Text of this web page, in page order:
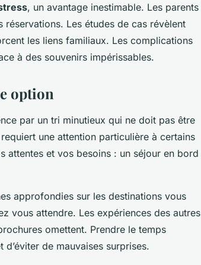
, un avantage inestimable. Les parents
réservations. Les études de cas révèlent
les liens familiaux. Les complications
à des souvenirs impérissables.
option
par un tri minutieux qui ne doit pas être
requiert une attention particulière à certains
attentes et vos besoins : un séjour en bord
approfondies sur les destinations vous
vous attendre. Les expériences des autres
omettent. Prendre le temps
d’éviter de mauvaises surprises.